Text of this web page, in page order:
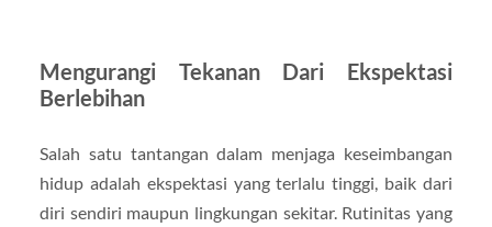
Mengurangi Tekanan Dari Ekspektasi
Berlebihan
Salah satu tantangan dalam menjaga keseimbangan
hidup adalah ekspektasi yang terlalu tinggi, baik dari
diri sendiri maupun lingkungan sekitar. Rutinitas yang